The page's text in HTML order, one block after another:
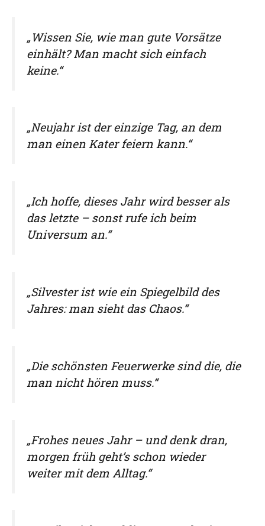
„Wissen Sie, wie man gute Vorsätze
einhält? Man macht sich einfach
keine.“
„Neujahr ist der einzige Tag, an dem
man einen Kater feiern kann.“
„Ich hoffe, dieses Jahr wird besser als
das letzte – sonst rufe ich beim
Universum an.“
„Silvester ist wie ein Spiegelbild des
Jahres: man sieht das Chaos.“
„Die schönsten Feuerwerke sind die, die
man nicht hören muss.“
„Frohes neues Jahr – und denk dran,
morgen früh geht’s schon wieder
weiter mit dem Alltag.“